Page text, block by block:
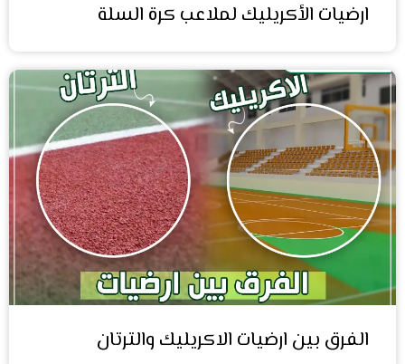
ارضيات الأكريليك لملاعب كرة السلة
الفرق بين ارضيات الاكريليك والترتان